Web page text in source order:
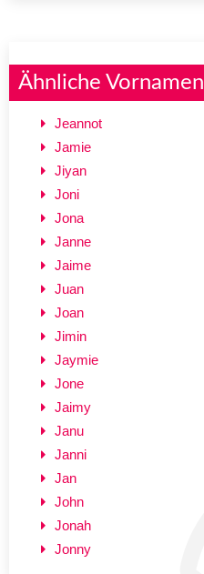
Ähnliche Vornamen
Jeannot
Jamie
Jiyan
Joni
Jona
Janne
Jaime
Juan
Joan
Jimin
Jaymie
Jone
Jaimy
Janu
Janni
Jan
John
Jonah
Jonny